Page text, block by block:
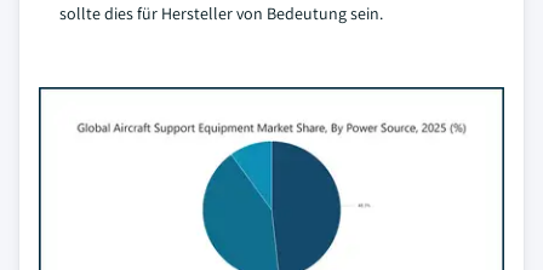
sollte dies für Hersteller von Bedeutung sein.